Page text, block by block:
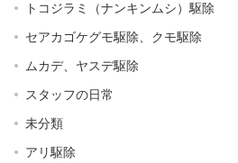
トコジラミ（ナンキンムシ）駆除
セアカゴケグモ駆除、クモ駆除
ムカデ、ヤスデ駆除
スタッフの日常
未分類
アリ駆除